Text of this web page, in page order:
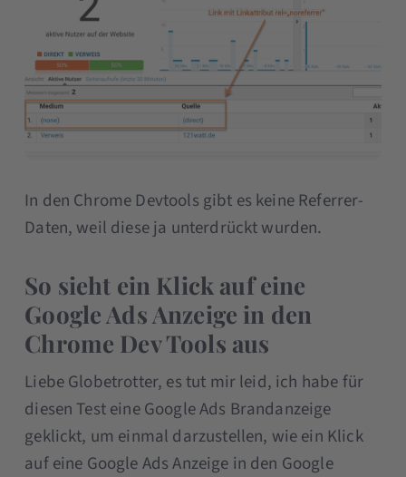
In den Chrome Devtools gibt es keine Referrer-
Daten, weil diese ja unterdrückt wurden.
So sieht ein Klick auf eine
Google Ads Anzeige in den
Chrome Dev Tools aus
Liebe Globetrotter, es tut mir leid, ich habe für
diesen Test eine Google Ads Brandanzeige
geklickt, um einmal darzustellen, wie ein Klick
auf eine Google Ads Anzeige in den Google